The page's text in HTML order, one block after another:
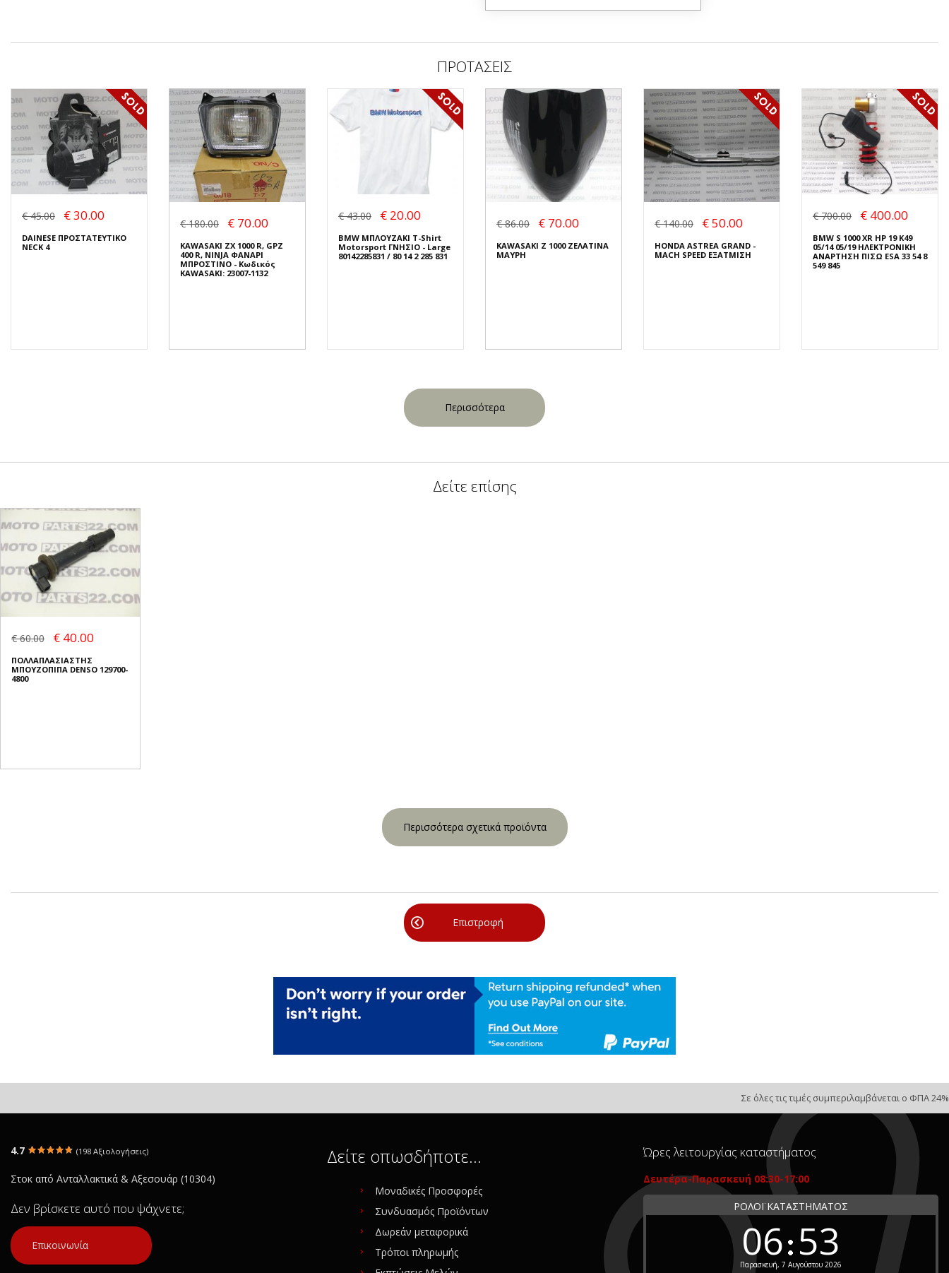
ΠΡΟΤΑΣΕΙΣ
€ 45.00 € 30.00
DAINESE ΠΡΟΣΤΑΤΕΥΤΙΚΟ
NECK 4
€ 180.00 € 70.00
KAWASAKI ZX 1000 R, GPZ
400 R, NINJA ΦΑΝΑΡΙ
ΜΠΡΟΣΤΙΝΟ - Κωδικός
KAWASAKI: 23007-1132
€ 43.00 € 20.00
BMW ΜΠΛΟΥΖΑΚΙ T-Shirt
Motorsport ΓΝΗΣΙΟ - Large
80142285831 / 80 14 2 285 831
€ 86.00 € 70.00
KAWASAKI Z 1000 ΖΕΛΑΤΙΝΑ
ΜΑΥΡΗ
€ 140.00 € 50.00
HONDA ASTREA GRAND -
MACH SPEED ΕΞΑΤΜΙΣΗ
€ 700.00 € 400.00
BMW S 1000 XR HP 19 K49
05/14 05/19 ΗΛΕΚΤΡΟΝΙΚΗ
ΑΝΑΡΤΗΣΗ ΠΙΣΩ ESA 33 54 8
549 845
Περισσότερα
Δείτε επίσης
€ 60.00 € 40.00
ΠΟΛΛΑΠΛΑΣΙΑΣΤΗΣ
ΜΠΟΥΖΟΠΙΠΑ DENSO 129700-
4800
Περισσότερα σχετικά προϊόντα
Επιστροφή
Σε όλες τις τιμές συμπεριλαμβάνεται ο ΦΠΑ 24%
4.7 (198 Αξιολογήσεις)
Στοκ από Ανταλλακτικά & Αξεσουάρ (10304)
Δεν βρίσκετε αυτό που ψάχνετε;
Επικοινωνία
Δείτε οπωσδήποτε…
Μοναδικές Προσφορές
Συνδυασμός Προϊόντων
Δωρεάν μεταφορικά
Τρόποι πληρωμής
Ώρες λειτουργίας καταστήματος
Δευτέρα-Παρασκευή 08:30-17:00
ΡΟΛΟΪ ΚΑΤΑΣΤΗΜΑΤΟΣ
06 53
Παρασκευή, 7 Αυγούστου 2026